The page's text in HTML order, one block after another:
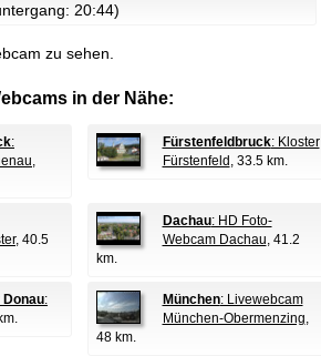
20:44)
zu sehen.
in der Nähe:
:
,
Fürstenfeldbruck: Kloster
Fürstenfeld , 33.5 km.
, 40.5
Dachau: HD Foto-
Webcam Dachau, 41.2
km.
Donau:
München: Livewebcam
München-Obermenzing,
48 km.